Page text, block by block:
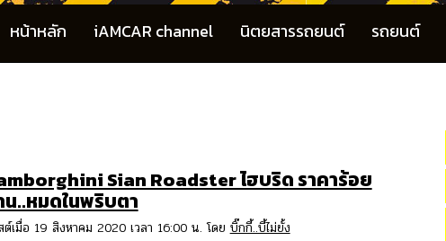
หน้าหลัก iAMCAR channel นิตยสารรถยนต์ รถยนต์
Sian Roadster ไฮบริด ราคาร้อย
น..หมดในพริบตา
ต์เมื่อ 19 สิงหาคม 2020 เวลา 16:00 น. โดย บิ๊กกี้..บี้ไม่ยั้ง